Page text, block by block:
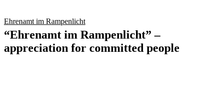
Ehrenamt im Rampenlicht
“Ehrenamt im Rampenlicht” –
appreciation for committed people